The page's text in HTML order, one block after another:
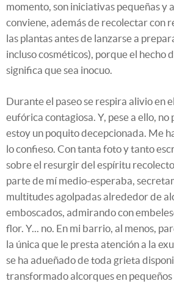
momento, son iniciativas pequeñas y
conviene, además de recolectar con
las plantas antes de lanzarse a
incluso cosméticos), porque el hecho
significa que sea inocuo.
Durante el paseo se respira alivio en
eufórica contagiosa. Y, pese a ello, no
estoy un poquito decepcionada. Me
lo confieso. Con tanta foto y tanto
sobre el resurgir del espíritu
parte de mí medio-esperaba,
multitudes agolpadas alrededor de
emboscados, admirando con
flor. Y... no. En mi barrio, al menos,
la única que le presta atención a la
se ha adueñado de toda grieta
transformado alcorques en pequeños